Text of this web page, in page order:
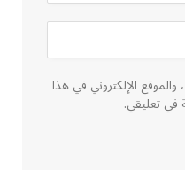
الإلكتروني في هذا
في تعليقي.